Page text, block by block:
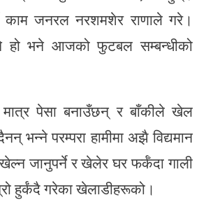
काम जनरल नरशमशेर राणाले गरे।
हो भने आजको फुटबल सम्बन्धीको
पेसा बनाउँछन् र बाँकीले खेल
भन्ने परम्परा हामीमा अझै विद्यमान
जानुपर्ने र खेलेर घर फर्कँदा गाली
हुर्कंदै गरेका खेलाडीहरूको।